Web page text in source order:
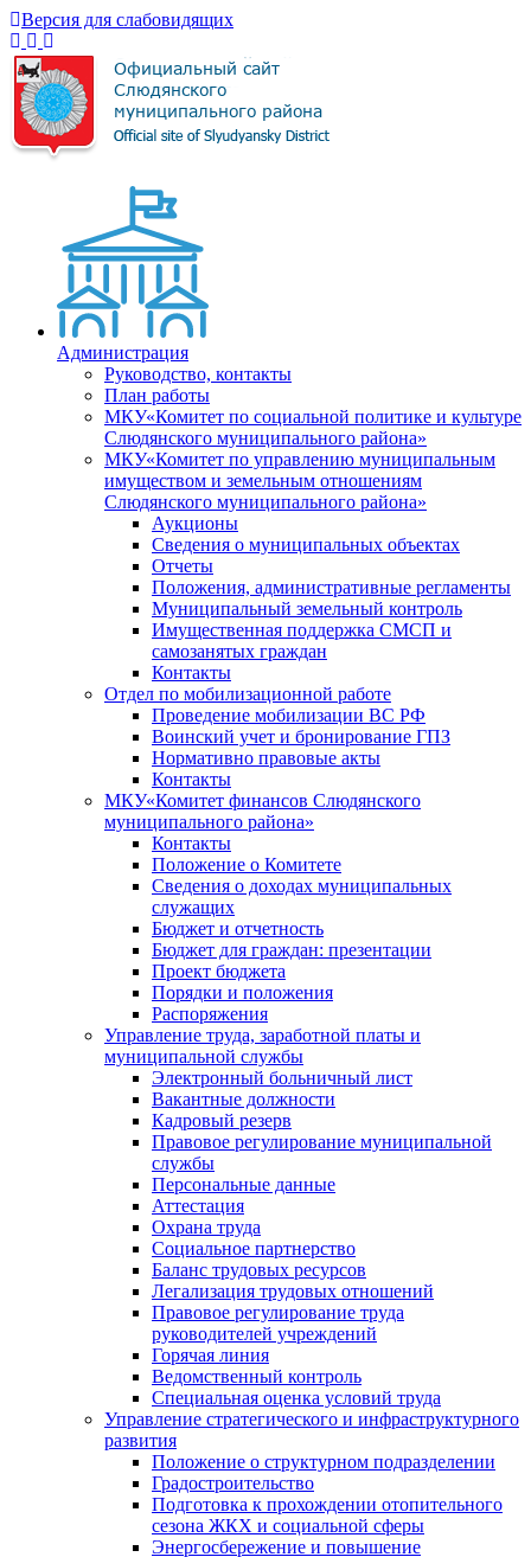
Версия для слабовидящих
Администрация
Руководство, контакты
План работы
МКУ«Комитет по социальной политике и культуре
Слюдянского муниципального района»
МКУ«Комитет по управлению муниципальным
имуществом и земельным отношениям
Слюдянского муниципального района»
Аукционы
Сведения о муниципальных объектах
Отчеты
Положения, административные регламенты
Муниципальный земельный контроль
Имущественная поддержка СМСП и
самозанятых граждан
Контакты
Отдел по мобилизационной работе
Проведение мобилизации ВС РФ
Воинский учет и бронирование ГПЗ
Нормативно правовые акты
Контакты
МКУ«Комитет финансов Слюдянского
муниципального района»
Контакты
Положение о Комитете
Сведения о доходах муниципальных
служащих
Бюджет и отчетность
Бюджет для граждан: презентации
Проект бюджета
Порядки и положения
Распоряжения
Управление труда, заработной платы и
муниципальной службы
Электронный больничный лист
Вакантные должности
Кадровый резерв
Правовое регулирование муниципальной
службы
Персональные данные
Аттестация
Охрана труда
Социальное партнерство
Баланс трудовых ресурсов
Легализация трудовых отношений
Правовое регулирование труда
руководителей учреждений
Горячая линия
Ведомственный контроль
Специальная оценка условий труда
Управление стратегического и инфраструктурного
развития
Положение о структурном подразделении
Градостроительство
Подготовка к прохождении отопительного
сезона ЖКХ и социальной сферы
Энергосбережение и повышение